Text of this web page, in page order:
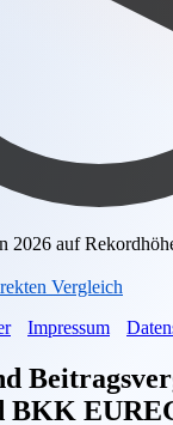
2026 auf
Vergleich
Impressum
BKK